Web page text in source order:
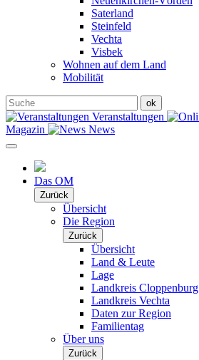
Saterland
Steinfeld
Vechta
Visbek
Wohnen auf dem Land
Mobilität
Veranstaltungen
Magazin
News
Das OM
Zurück
Übersicht
Die Region
Zurück
Übersicht
Land & Leute
Lage
Landkreis Cloppenburg
Landkreis Vechta
Daten zur Region
Familientag
Über uns
Zurück